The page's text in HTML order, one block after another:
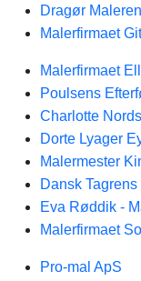
Dragør
Malerfirmaet
Malerfirmaet
Poulsens
Charlotte
Dorte Lyager
Malermester
Dansk
Eva Røddik -
Malerfirmaet
Pro-mal ApS